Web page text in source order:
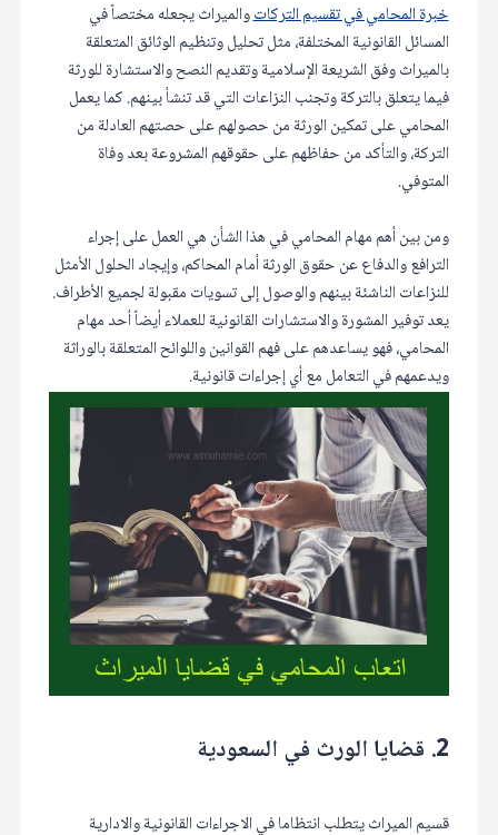
خبرة المحامي في تقسيم التركاتوالميراث يجعله مختصاً في
المسائل القانونية المختلفة، مثل تحليل وتنظيم الوثائق المتعلقة
بالميراث وفق الشريعة الإسلامية وتقديم النصح والاستشارة للورثة
فيما يتعلق بالتركة وتجنب النزاعات التي قد تنشأ بينهم. كما يعمل
المحامي على تمكين الورثة من حصولهم على حصتهم العادلة من
التركة، والتأكد من حفاظهم على حقوقهم المشروعة بعد وفاة
المتوفي.
ومن بين أهم مهام المحامي في هذا الشأن هي العمل على إجراء
الترافع والدفاع عن حقوق الورثة أمام المحاكم، وإيجاد الحلول الأمثل
للنزاعات الناشئة بينهم والوصول إلى تسويات مقبولة لجميع الأطراف.
يعد توفير المشورة والاستشارات القانونية للعملاء أيضاً أحد مهام
المحامي، فهو يساعدهم على فهم القوانين واللوائح المتعلقة بالوراثة
ويدعمهم في التعامل مع أي إجراءات قانونية.
2. قضايا الورث في السعودية
قسيم الميراث يتطلب انتظاما في الاجراءات القانونية والادارية